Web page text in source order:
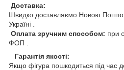
Доставка:
Швидко доставляємо Новою
Україні .
Оплата зручним способом: при
ФОП .
Гарантія якості:
Якщо фігура пошкодиться під час